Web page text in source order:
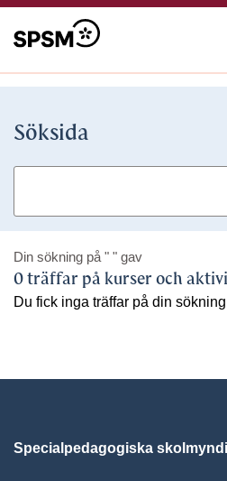
Söksida
Din sökning på " " gav
0 träffar på kurser och
Du fick inga träffar på din
Specialpedagogiska